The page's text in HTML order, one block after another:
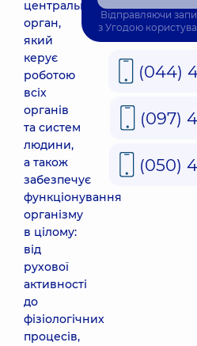
центральний
орган,
який
керує
роботою
всіх
органів
та систем
людини,
а також
забезпечує
функціонування
організму
в цілому:
від
рухової
активності
до
фізіологічних
процесів,
Відправляючи
з Угодою
(044)
(097)
(050)